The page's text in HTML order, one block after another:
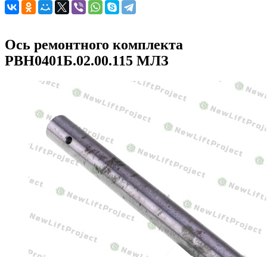
Ось ремонтного комплекта
РВН0401Б.02.00.115 МЛЗ